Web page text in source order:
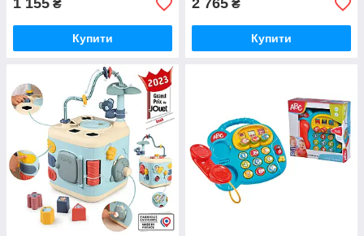
1 155 ₴
Купити
2 765 ₴
Купити